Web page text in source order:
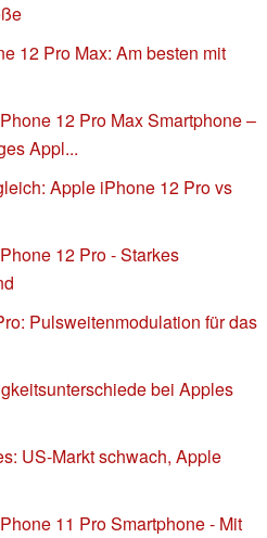
12 Pro Max: Am besten mit
12 Pro Max Smartphone –
Appl...
Apple iPhone 12 Pro vs
12 Pro - Starkes
Pulsweitenmodulation für das
bei Apples
US-Markt schwach, Apple
11 Pro Smartphone - Mit